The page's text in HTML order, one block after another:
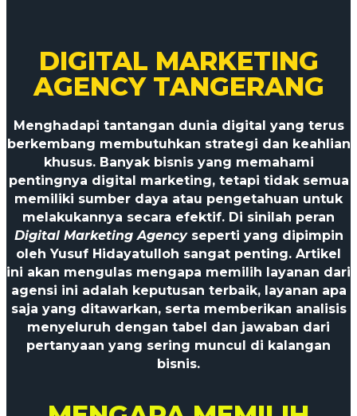
DIGITAL MARKETING
AGENCY TANGERANG
Menghadapi tantangan dunia digital yang terus
berkembang membutuhkan strategi dan keahlian
khusus. Banyak bisnis yang memahami
pentingnya digital marketing, tetapi tidak semua
memiliki sumber daya atau pengetahuan untuk
melakukannya secara efektif. Di sinilah peran
Digital Marketing Agencyseperti yang dipimpin
oleh Yusuf Hidayatulloh sangat penting. Artikel
ini akan mengulas mengapa memilih layanan dari
agensi ini adalah keputusan terbaik, layanan apa
saja yang ditawarkan, serta memberikan analisis
menyeluruh dengan tabel dan jawaban dari
pertanyaan yang sering muncul di kalangan
bisnis.